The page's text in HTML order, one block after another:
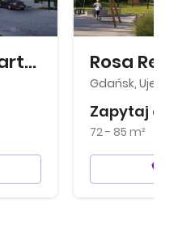
Nadmotławie Apartments Rosa
Gdańsk,
Zapytaj o
72 - 85 m²